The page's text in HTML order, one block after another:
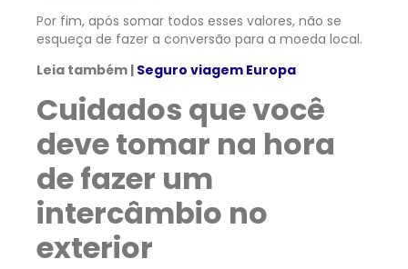
Por fim, após somar todos esses valores, não se
esqueça de fazer a conversão para a moeda local.
Leia também | Seguro viagem Europa
Cuidados que você
deve tomar na hora
de fazer um
intercâmbio no
exterior